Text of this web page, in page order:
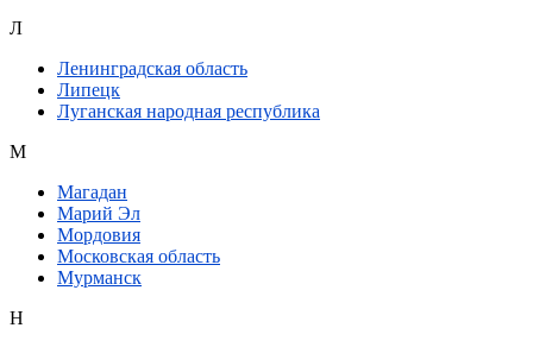
Л
Ленинградская область
Липецк
Луганская народная республика
М
Магадан
Марий Эл
Мордовия
Московская область
Мурманск
Н